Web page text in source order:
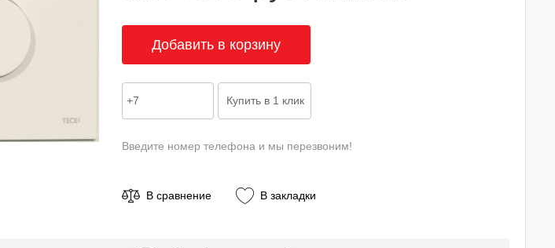
Введите номер телефона и мы перезвоним!
В сравнение В закладки